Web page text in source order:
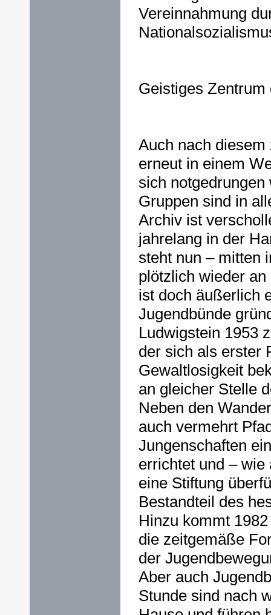
Vereinnahmung
Geistiges
Auch nach
erneut in einem
sich
Gruppen sind in
Archiv ist
jahrelang in der
steht nun – mitten
plötzlich wieder
ist doch äußerlich
Jugendbünde
Ludwigstein 1953
der sich als erster
Gewaltlosigkeit
an gleicher Stelle
Neben den
auch vermehrt
Jungenschaften
errichtet und – wie
eine Stiftung
Bestandteil des
Hinzu kommt
die zeitgemäße
der
Aber auch
Stunde sind nach